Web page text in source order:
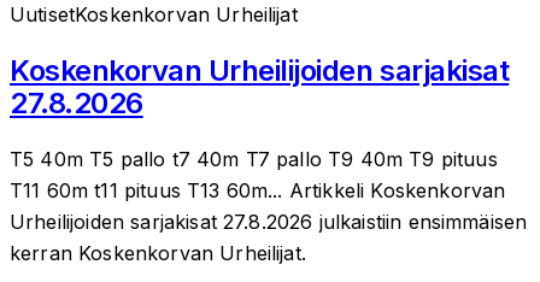
UutisetKoskenkorvan Urheilijat
Koskenkorvan Urheilijoiden sarjakisat
27.8.2026
T5 40m T5 pallo t7 40m T7 pallo T9 40m T9 pituus
T11 60m t11 pituus T13 60m... Artikkeli Koskenkorvan
Urheilijoiden sarjakisat 27.8.2026 julkaistiin ensimmäisen
kerran Koskenkorvan Urheilijat.